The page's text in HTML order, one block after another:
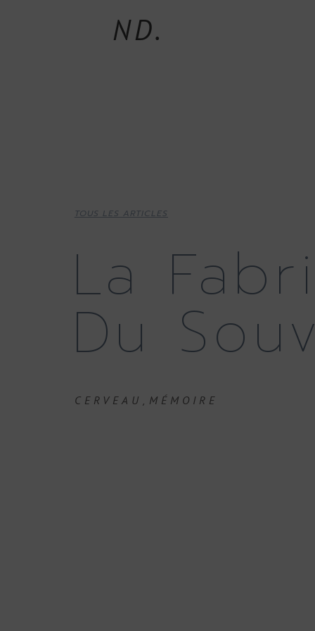
ND.
TOUS LES ARTICLES
La
Du
CERVEAU , MÉMOIRE